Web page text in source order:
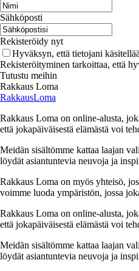
Sähköposti
Rekisteröidy nyt
Hyväksyn, että tietojani
Rekisteröityminen tarkoittaa, että
Tutustu meihin
Rakkaus Loma
RakkausLoma
Rakkaus Loma on online-alusta,
että jokapäiväisestä elämästä voi
Meidän sisältömme kattaa laajan
löydät asiantuntevia neuvoja ja
Rakkaus Loma on myös yhteisö,
voimme luoda ympäristön, jossa
Rakkaus Loma on online-alusta,
että jokapäiväisestä elämästä voi
Meidän sisältömme kattaa laajan
löydät asiantuntevia neuvoja ja